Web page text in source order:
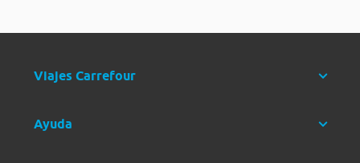
Viajes Carrefour
Ayuda